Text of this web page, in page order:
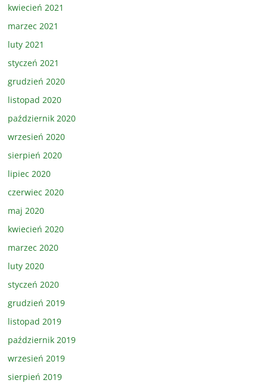
kwiecień 2021
marzec 2021
luty 2021
styczeń 2021
grudzień 2020
listopad 2020
październik 2020
wrzesień 2020
sierpień 2020
lipiec 2020
czerwiec 2020
maj 2020
kwiecień 2020
marzec 2020
luty 2020
styczeń 2020
grudzień 2019
listopad 2019
październik 2019
wrzesień 2019
sierpień 2019